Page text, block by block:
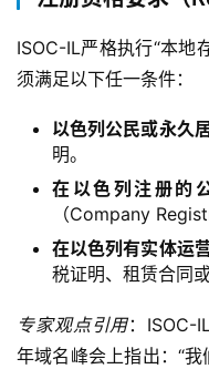
ISOC-IL严格执行“本地
须满足以下任一条件：
以色列公民或永久
明。
在以色列注册的
（Company
在以色列有实体运
税证明、租赁合同
专家观点引用：ISOC-
年域名峰会上指出：“我